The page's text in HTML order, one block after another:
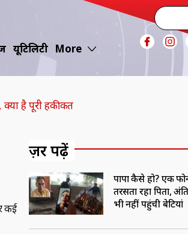
यूटिलिटी More
क्‍या है पूरी हकीकत
कई
ज़रूर पढ़ें
पापा कैसे हो? एक
तरसता रहा प‍िता,
भी नहीं पहुंची बेट‍ियां